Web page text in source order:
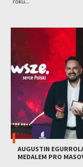
AUGUSTIN
MEDALEM PRO